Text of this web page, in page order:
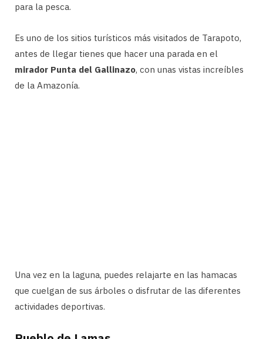
para la pesca.
Es uno de los sitios turísticos más visitados de Tarapoto,
antes de llegar tienes que hacer una parada en el
mirador Punta del Gallinazo, con unas vistas increíbles
de la Amazonía.
Una vez en la laguna, puedes relajarte en las hamacas
que cuelgan de sus árboles o disfrutar de las diferentes
actividades deportivas.